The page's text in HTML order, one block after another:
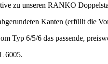
zu unseren RANKO
Kanten (erfüllt die
Typ 6/5/6 das passende,
6005.